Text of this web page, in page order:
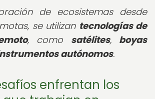
de ecosistemas desde
se utilizan tecnologías de
, como satélites, boyas
autónomos.
enfrentan los